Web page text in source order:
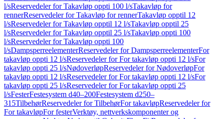
l/sReservedeler for Takavløp oppti 100 l/sTakavløp for
rennerReservedeler for Takavløp for rennerTakavløp opptil 12
l/sReservedeler for Takavløp opptil 12 l/sTakavløp opptil 25
l/sReservedeler for Takavløp opptil 25 l/sTakavløp oppti 100
l/sReservedeler for Takavløp oppti 100
l/sDampsperreelementerReservedeler for DampsperreelementerFor
takavløp oppti 12 l/sReservedeler for For takavløp oppti 12 l/sFor
takavløp oppti 25 l/sNødoverløpReservedeler for NødoverløpFor
takavløp oppti 12 l/sReservedeler for For takavløp oppti 12 l/sFor
takavløp oppti 25 l/sReservedeler for For takavløp oppti 25
l/sFesterFestesystem d40–200Festesystem d250–
315TilbehørReservedeler for TilbehørFor takavløpReservedeler for
For takavløpFor festerVerktøy, nettverkskomponenter og